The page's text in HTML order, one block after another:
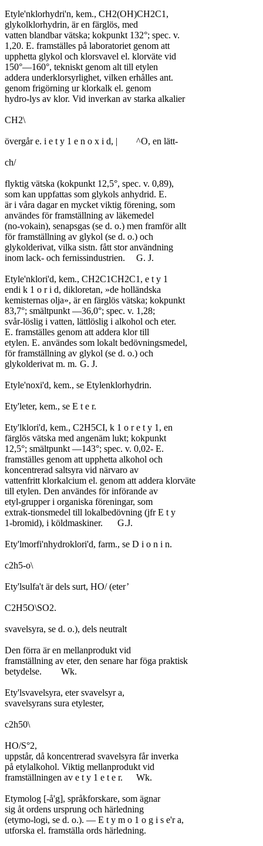
Etyle'nklorhydri'n, kem., CH2(OH)CH2C1,
glykolklorhydrin, är en färglös, med
vatten blandbar vätska; kokpunkt 132°; spec. v.
1,20. E. framställes på laboratoriet genom att
upphetta glykol och klorsvavel el. klorväte vid
150°—160°, tekniskt genom alt till etylen
addera underklorsyrlighet, vilken erhålles ant.
genom frigörning ur klorkalk el. genom
hydro-lys av klor. Vid inverkan av starka alkalier
CH2\
övergår e. i e t y 1 e n o x i d, |	^O, en lätt-
ch/
flyktig vätska (kokpunkt 12,5°, spec. v. 0,89),
som kan uppfattas som glykols anhydrid. E.
är i våra dagar en mycket viktig förening, som
användes för framställning av läkemedel
(no-vokain), senapsgas (se d. o.) men framför allt
för framställning av glykol (se d. o.) och
glykolderivat, vilka sistn. fått stor användning
inom lack- och fernissindustrien.	G. J.
Etyle'nklori'd, kem., CH2C1CH2C1, e t y 1
endi k 1 o r i d, dikloretan, »de holländska
kemisternas olja», är en färglös vätska; kokpunkt
83,7°; smältpunkt —36,0°; spec. v. 1,28;
svår-löslig i vatten, lättlöslig i alkohol och eter.
E. framställes genom att addera klor till
etylen. E. användes som lokalt bedövningsmedel,
för framställning av glykol (se d. o.) och
glykolderivat m. m.	G. J.
Etyle'noxi'd, kem., se Etylenklorhydrin.
Ety'leter, kem., se E t e r.
Ety'lklori'd, kem., C2H5CI, k 1 o r e t y 1, en
färglös vätska med angenäm lukt; kokpunkt
12,5°; smältpunkt —143°; spec. v. 0,02- E.
framställes genom att upphetta alkohol och
koncentrerad saltsyra vid närvaro av
vattenfritt klorkalcium el. genom att addera klorväte
till etylen. Den användes för införande av
etyl-grupper i organiska föreningar, som
extrak-tionsmedel till lokalbedövning (jfr E t y
1-bromid), i köldmaskiner.	G.J.
Ety'lmorfi'nhydroklori'd, farm., se D i o n i n.
c2h5-o\
Ety'lsulfa't är dels surt, HO/ (eter’
C2H5O\SO2.
svavelsyra, se d. o.), dels neutralt
Den förra är en mellanprodukt vid
framställning av eter, den senare har föga praktisk
betydelse.	Wk.
Ety'lsvavelsyra, eter svavelsyr a,
svavelsyrans sura etylester,
c2h50\
HO/S°2,
uppstår, då koncentrerad svavelsyra får inverka
på etylalkohol. Viktig mellanprodukt vid
framställningen av e t y 1 e t e r.	Wk.
Etymolog [-å'g], språkforskare, som ägnar
sig åt ordens ursprung och härledning
(etymo-logi, se d. o.). — E t y m o 1 o g i s e'r a,
utforska el. framställa ords härledning.